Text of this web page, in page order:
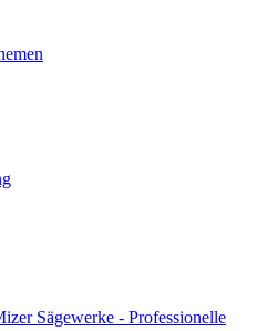
Sägewerke - Professionelle